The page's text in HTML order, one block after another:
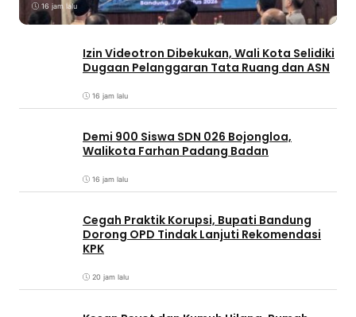
16 jam lalu
Izin Videotron Dibekukan, Wali Kota Selidiki
Dugaan Pelanggaran Tata Ruang dan ASN
16 jam lalu
Demi 900 Siswa SDN 026 Bojongloa,
Walikota Farhan Padang Badan
16 jam lalu
Cegah Praktik Korupsi, Bupati Bandung
Dorong OPD Tindak Lanjuti Rekomendasi
KPK
20 jam lalu